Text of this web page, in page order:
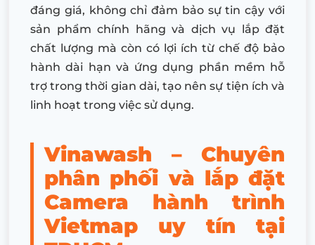
đáng giá, không chỉ đảm bảo sự tin cậy với
sản phẩm chính hãng và dịch vụ lắp đặt
chất lượng mà còn có lợi ích từ chế độ bảo
hành dài hạn và ứng dụng phần mềm hỗ
trợ trong thời gian dài, tạo nên sự tiện ích và
linh hoạt trong việc sử dụng.
Vinawash – Chuyên
phân phối và lắp đặt
Camera hành trình
Vietmap uy tín tại